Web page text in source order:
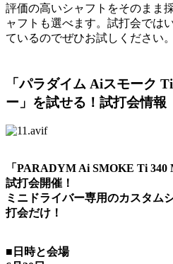
評価の高いシャフトをそのまま
ャフトも選べます。試打会では
ているのでぜひお試しください。
「パラダイム Aiスモーク
ー」を試せる！試打会情報
「PARADYM Ai SMOKE Ti
試打会開催！
ミニドライバー専用のカスタム
打会だけ！
■日時と会場